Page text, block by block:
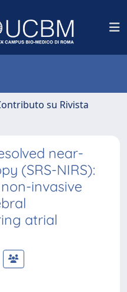
su Rivista
near-
(SRS-NIRS):
invasive
atrial